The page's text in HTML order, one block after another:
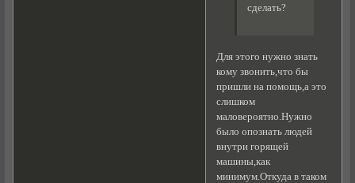
сделать?
Для этого нужно знать
кому звонить,что бы
пришли на помощь,а это
слишком
маловероятно.Нужно
было опознать людей
внутри горящей
машины,как
минимум.Откуда в таком